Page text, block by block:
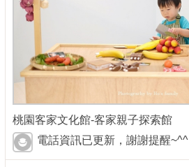
桃園客家文化館-客家親子探索館
電話資訊已更新，謝謝提醒~^^